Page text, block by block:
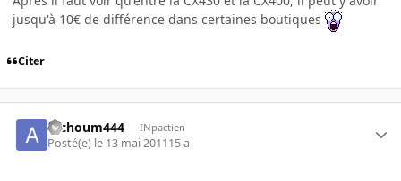
jusqu'à 10€ de différence dans certaines boutiques
Citer
atchoum444 INpactien
Posté(e) le 13 mai 201115 a